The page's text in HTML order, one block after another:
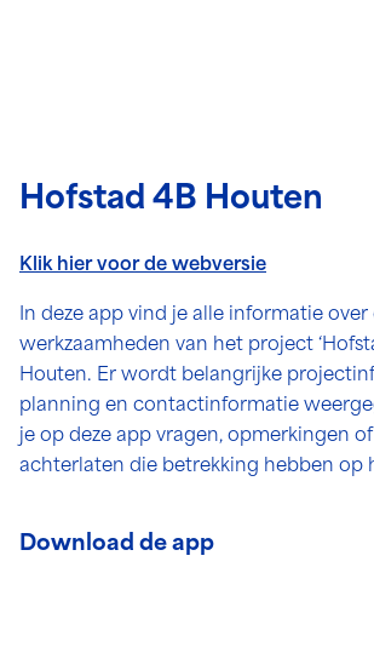
Hofstad 4B Houten
Klik hier voor de webversie
In deze app vind je alle informatie over
werkzaamheden van het project
Houten. Er wordt belangrijke
planning en contactinformatie
je op deze app vragen, opmerkingen
achterlaten die betrekking hebben op
Download de app